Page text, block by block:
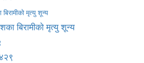
बिरामीको मृत्यु शून्य